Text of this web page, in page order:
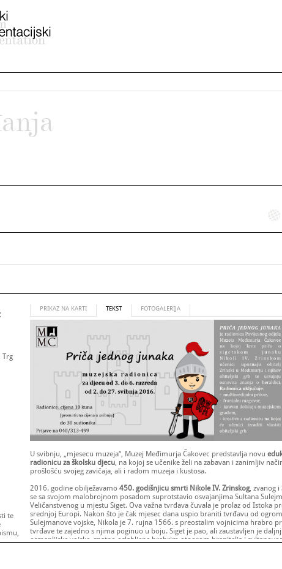
Trg
te
PRIKAZ NA KARTI TEKST FOTOGALERIJA
U svibnju, „mjesecu muzeja“, Muzej Međimurja Čakovec predstavlja novu
radionicu za školsku djecu, na kojoj se učenike želi na zabavan i zanimljiv
prošlošću svojeg zavičaja, ali i radom muzeja i kustosa.
2016. godine obilježavamo 450. godišnjicu smrti Nikole IV. Zrinskog, zvanog i
se sa svojom malobrojnom posadom suprotstavio osvajanjima Sultana
Veličanstvenog u mjestu Siget. Ova važna tvrđava čuvala je prolaz od Istoka
srednjoj Europi. Nakon što je čak mjesec dana uspio braniti tvrđavu od
Sulejmanove vojske, Nikola je 7. rujna 1566. s preostalim vojnicima hrabro
tvrđave te zajedno s njima poginuo u boju. Siget je pao, ali zaustavljen je
osmanlijske vojske, znatno oslabljene hrabrim otporom branitelja i